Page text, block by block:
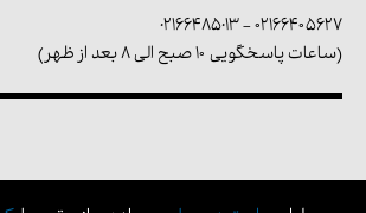
۰۲۱۶۶۴۰۵۶۲۷-
02166485013
(ساعات پاسخگویی ۱۰ صبح الی ۸ بعد از ظهر)